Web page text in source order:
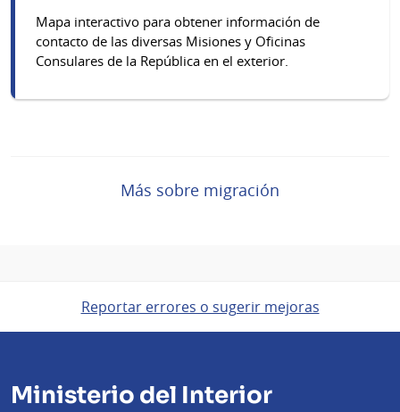
Mapa interactivo para obtener información de
contacto de las diversas Misiones y Oficinas
Consulares de la República en el exterior.
Más sobre migración
Reportar errores o sugerir mejoras
Ministerio del Interior